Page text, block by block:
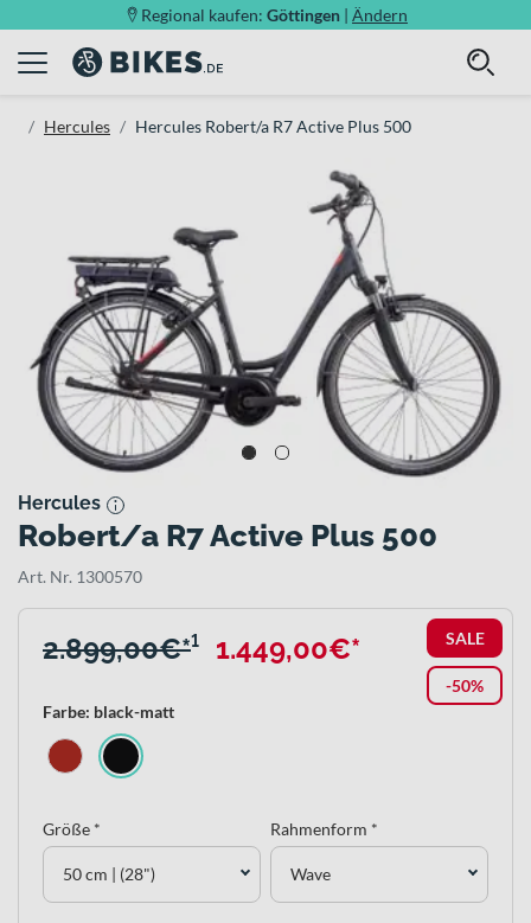
Regional kaufen: Göttingen | Ändern
Hercules Hercules Robert/a R7 Active Plus 500
Hercules
Robert/a R7 Active Plus 500
Art. Nr. 1300570
SALE
-50%
2.899,00€*¹ 1.449,00€*
Farbe: black-matt
Größe *
50 cm | (28")
Rahmenform *
Wave